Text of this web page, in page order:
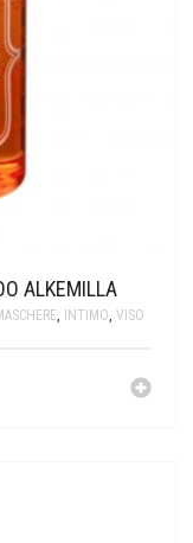
ALKEMILLA
, INTIMO, VISO